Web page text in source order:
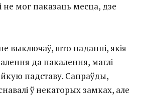
не мог паказаць месца, дзе
выключаў, што паданні, якія
да пакалення, маглі
падставу. Сапраўды,
ў некаторых замках, але